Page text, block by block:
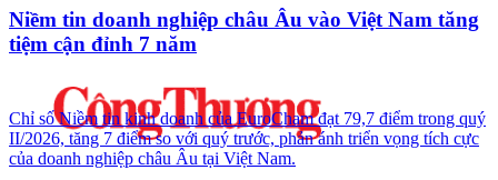
Niềm tin doanh nghiệp châu Âu vào Việt Nam tăng
tiệm cận đỉnh 7 năm
Chỉ số Niềm tin kinh doanh của EuroCham đạt 79,7 điểm trong quý
II/2026, tăng 7 điểm so với quý trước, phản ánh triển vọng tích cực
của doanh nghiệp châu Âu tại Việt Nam.